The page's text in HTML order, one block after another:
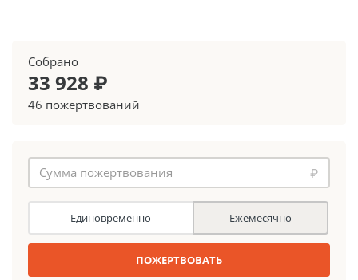
Собрано
33 928 ₽
46 пожертвований
₽
Единовременно Ежемесячно
ПОЖЕРТВОВАТЬ